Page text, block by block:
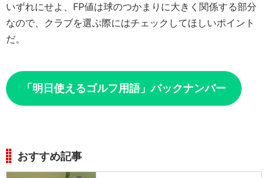
いずれにせよ、FP値は球のつかまりに大きく関係する部分
なので、クラブを選ぶ際にはチェックしてほしいポイント
だ。
「明日使えるゴルフ用語」バックナンバー
おすすめ記事